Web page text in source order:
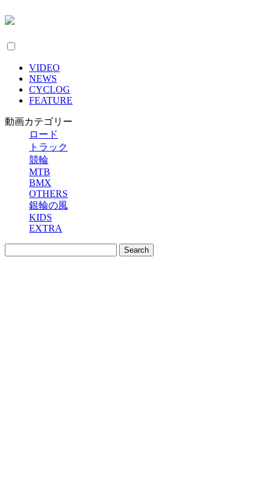
VIDEO
NEWS
CYCLOG
FEATURE
動画カテゴリー
ロード
トラック
競輪
MTB
BMX
OTHERS
銀輪の風
KIDS
EXTRA